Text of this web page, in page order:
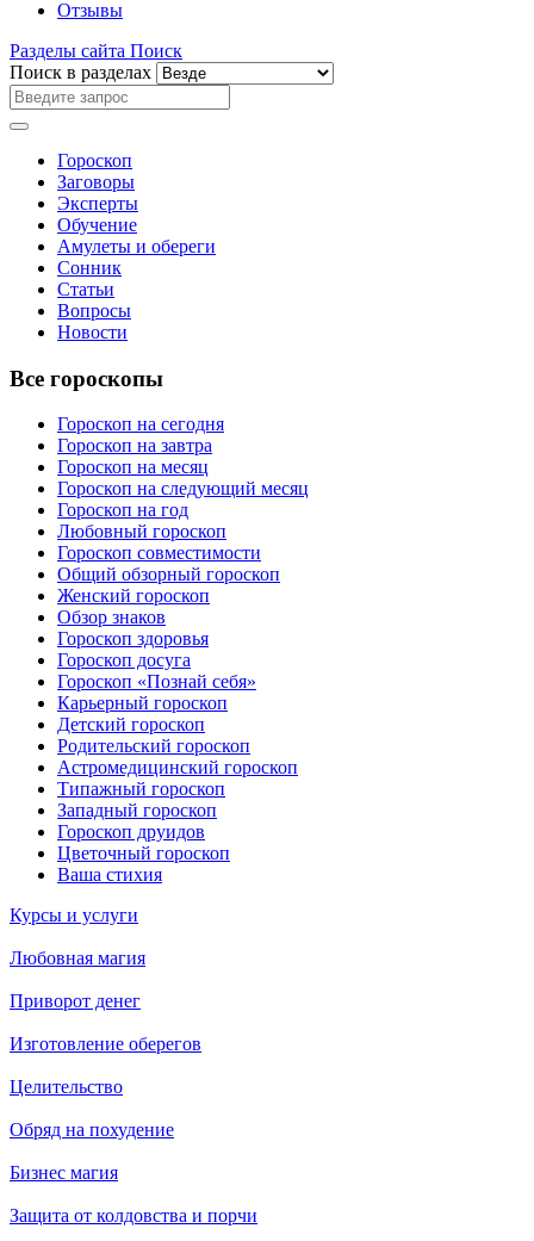
Отзывы
Разделы сайта Поиск
Поиск в разделах
Гороскоп
Заговоры
Эксперты
Обучение
Амулеты и обереги
Сонник
Статьи
Вопросы
Новости
Все гороскопы
Гороскоп на сегодня
Гороскоп на завтра
Гороскоп на месяц
Гороскоп на следующий месяц
Гороскоп на год
Любовный гороскоп
Гороскоп совместимости
Общий обзорный гороскоп
Женский гороскоп
Обзор знаков
Гороскоп здоровья
Гороскоп досуга
Гороскоп «Познай себя»
Карьерный гороскоп
Детский гороскоп
Родительский гороскоп
Астромедицинский гороскоп
Типажный гороскоп
Западный гороскоп
Гороскоп друидов
Цветочный гороскоп
Ваша стихия
Курсы и услуги
Любовная магия
Приворот денег
Изготовление оберегов
Целительство
Обряд на похудение
Бизнес магия
Защита от колдовства и порчи